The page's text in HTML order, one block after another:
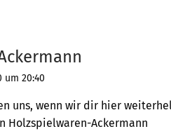
um 20:40
uns, wenn wir dir hier
Holzspielwaren-Ackermann